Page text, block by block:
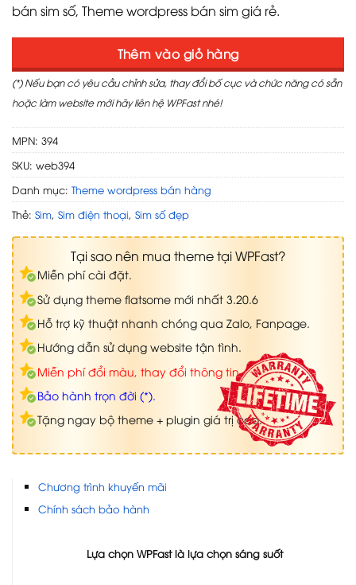
bán sim số, Theme wordpress bán sim giá rẻ.
Thêm vào giỏ hàng
(*) Nếu bạn có yêu cầu chỉnh sửa, thay đổi bố cục và chức năng có sẵn
hoặc làm website mới hãy liên hệ WPFast nhé!
MPN: 394
SKU: web394
Danh mục: Theme wordpress bán hàng
Thẻ: Sim, Sim điện thoại, Sim số đẹp
Tại sao nên mua theme tại WPFast?
Miễn phí cài đặt.
Sử dụng theme flatsome mới nhất 3.20.6
Hỗ trợ kỹ thuật nhanh chóng qua Zalo, Fanpage.
Hướng dẫn sử dụng website tận tình.
Miễn phí đổi màu, thay đổi thông tin.
Bảo hành trọn đời (*).
Tặng ngay bộ theme + plugin giá trị cao.
Chương trình khuyến mãi
Chính sách bảo hành
Lựa chọn WPFast là lựa chọn sáng suốt